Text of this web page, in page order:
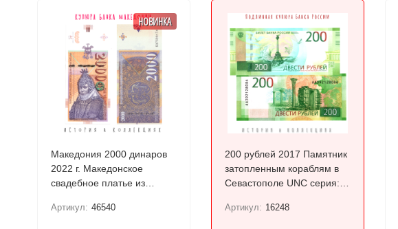
НОВИНКА
Македония 2000 динаров
2022 г. Македонское
свадебное платье из
Артикул: 46540
200 рублей 2017 Памятник
затопленным кораблям в
Севастополе UNC серия:
Артикул: 16248